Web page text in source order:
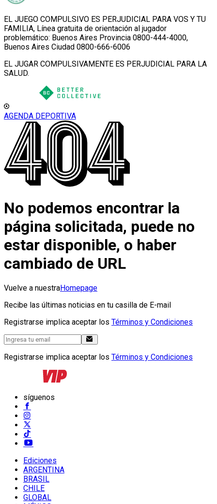
EL JUEGO COMPULSIVO ES PERJUDICIAL PARA VOS Y TU
FAMILIA, Línea gratuita de orientación al jugador
problemático: Buenos Aires Provincia 0800-444-4000,
Buenos Aires Ciudad 0800-666-6006
EL JUGAR COMPULSIVAMENTE ES PERJUDICIAL PARA LA
SALUD.
AGENDA DEPORTIVA
No podemos encontrar la
página solicitada, puede no
estar disponible, o haber
cambiado de URL
Vuelve a nuestraHomepage
Recibe las últimas noticias en tu casilla de E-mail
Registrarse implica aceptar los Términos y Condiciones
Registrarse implica aceptar los Términos y Condiciones
síguenos
Ediciones
ARGENTINA
BRASIL
CHILE
GLOBAL